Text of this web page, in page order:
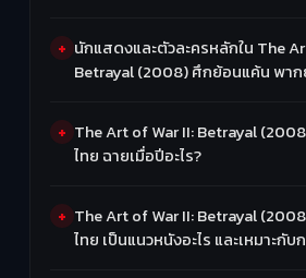
นักแสดงและตัวละครหลักใน The
Betrayal (2008) ศึกย้อนแค้น พาก
The Art of War II: Betrayal
ไทย ฉายเมื่อปีอะไร?
The Art of War II: Betrayal
ไทย เป็นแนวหนังอะไร และเหมาะกั